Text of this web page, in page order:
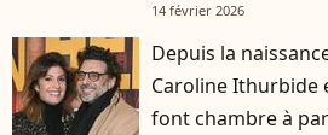
14 février 2026
Depuis la
Caroline Ithurbide
font chambre à